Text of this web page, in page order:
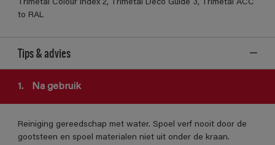
Trimetal Colour Index 2, Trimetal Deco Guide 3, Trimetal ACC
to RAL
Tips & advies
1. Na gebruik
Reiniging gereedschap met water. Spoel verf nooit door de
gootsteen en spoel materialen niet uit onder de kraan.